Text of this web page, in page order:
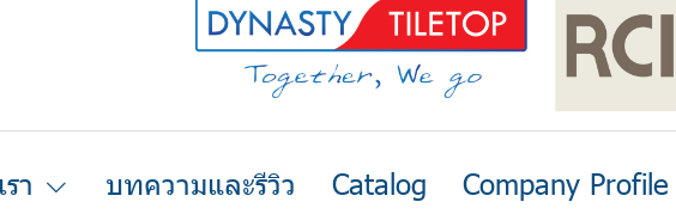
า บทความและรีวิว Catalog Company Profile